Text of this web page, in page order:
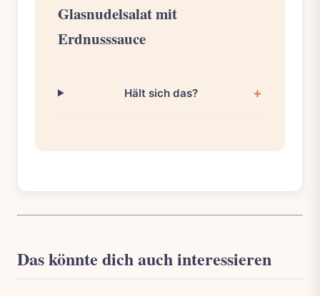
Glasnudelsalat mit
Erdnusssauce
Hält sich das?
Das könnte dich auch interessieren